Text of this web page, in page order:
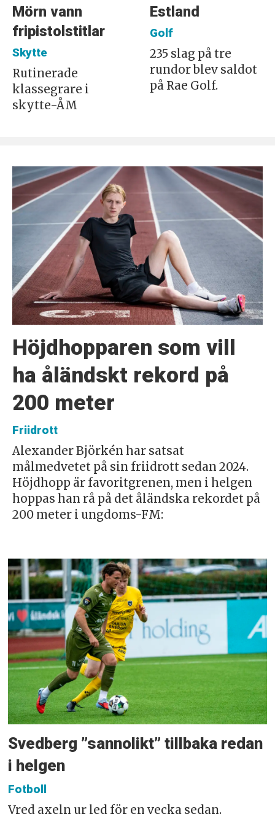
Mörn vann
fripistolstitlar
Skytte
Rutinerade
klassegrare i
skytte-ÅM
Estland
Golf
235 slag på tre
rundor blev saldot
på Rae Golf.
Höjdhopparen som vill
ha åländskt rekord på
200 meter
Friidrott
Alexander Björkén har satsat
målmedvetet på sin friidrott sedan 2024.
Höjdhopp är favoritgrenen, men i helgen
hoppas han rå på det åländska rekordet på
200 meter i ungdoms-FM:
Svedberg ”sannolikt” tillbaka redan
i helgen
Fotboll
Vred axeln ur led för en vecka sedan.